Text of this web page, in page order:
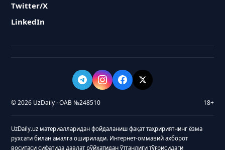
Twitter/X
LinkedIn
© 2026 UzDaily · ОАВ №248510 18+
UzDaily.uz материалларидан фойдаланиш фақат таҳририятнинг ёзма
рухсати билан амалга оширилади. Интернет-оммавий ахборот
воситаси сифатида давлат рўйхатидан ўтганлиги тўғрисидаги